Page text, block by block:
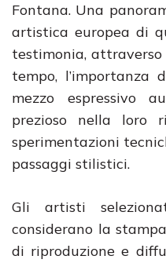
Fontana. Una
artistica europea di
testimonia,
tempo, l’importanza
mezzo espressivo
prezioso nella loro
sperimentazioni
passaggi stilistici.
Gli artisti
considerano la
di riproduzione e